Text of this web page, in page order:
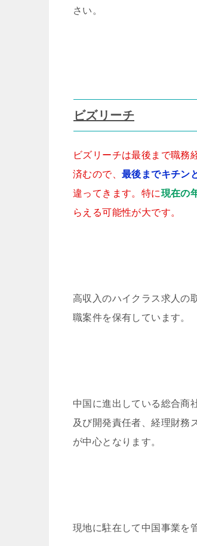
さい。
ビズリーチ
ビズリーチは最後まで職務
済むので、 最後までキチン
違ってきます。特に現在の
らえる可能性が大です。
高収入のハイクラス求人の
職案件を保有しています。
中国に進出している総合商
及び開発責任者、経理財務
が中心となります。
現地に駐在して中国事業を